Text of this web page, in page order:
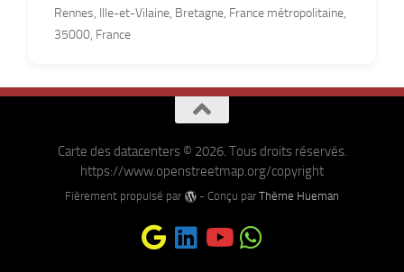
Rennes, Ille-et-Vilaine, Bretagne, France métropolitaine,
35000, France
Carte des datacenters © 2026. Tous droits réservés.
https://www.openstreetmap.org/copyright
Fièrement propulsé par - Conçu parThème Hueman